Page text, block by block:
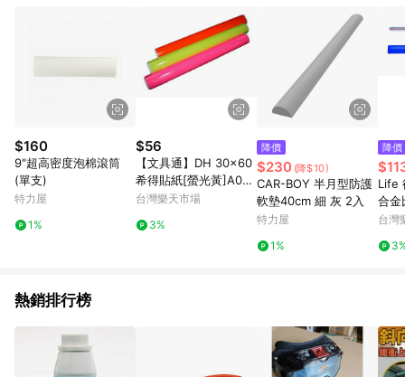
$160
9"超高密度泡棉滾筒
(單支)
特力屋
1%
$56
【文具通】DH 30x60
希得貼紙[螢光黃]A01
P1250076【APP滿額
最高1500點)】8/31止
台灣樂天市場
3%
降價
$230 (降$10)
CAR-BOY 半月型防護
軟墊40cm 細 灰 2入
特力屋
1%
降價
Life
合金
【
點)
台灣
熱銷排行榜